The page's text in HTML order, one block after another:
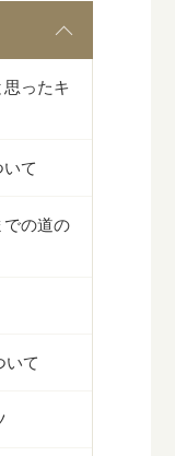
ったキ
て
での道の
いて